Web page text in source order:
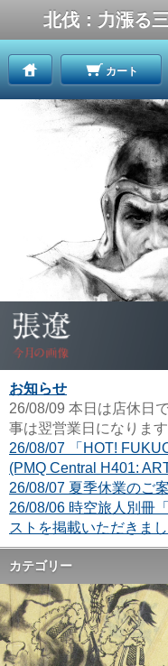
北伐：力漲る
カート
お知らせ
26/08/09 本日は店休日
事は翌営業日になりま
26/08/07 「HOT!
(PMQ Central H401:
26/08/07 夏季休業のご
26/08/06 時空旅人別冊
ストを掲載いただきま
カテゴリー